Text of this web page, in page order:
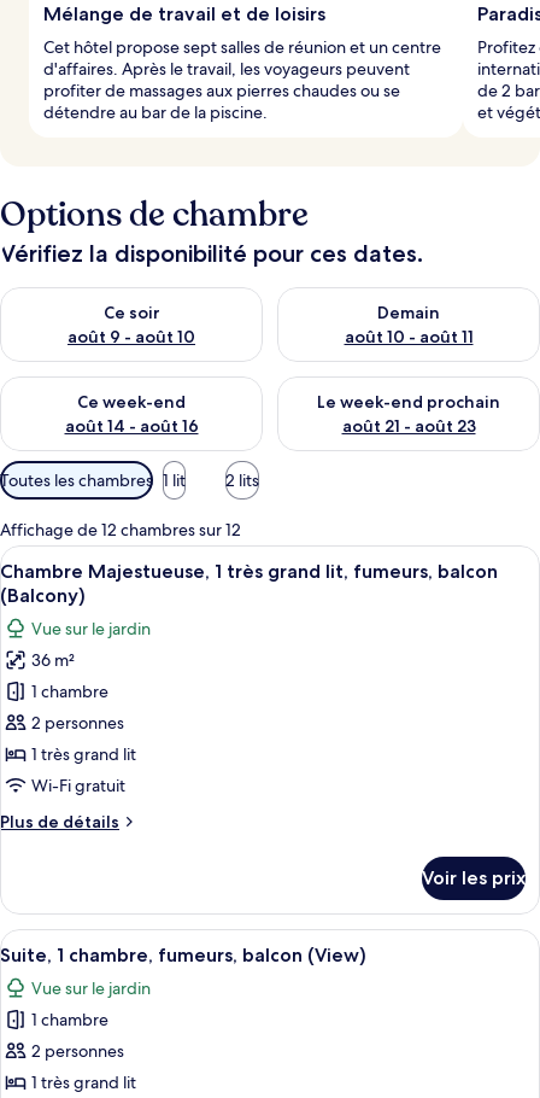
Mélange de travail et de loisirs
Cet hôtel propose sept salles de réunion et un centre
d'affaires. Après le travail, les voyageurs peuvent
profiter de massages aux pierres chaudes ou se
détendre au bar de la piscine.
de 2
et
Options de chambre
Vérifiez la disponibilité pour ces dates.
Ce soir
août 9 - août 10
Vérifier la disponibilité pour ce soir août 9 - août 10
Demain
août 10 - août 11
Vérifier la disponibilité pour
Ce week-end
août 14 - août 16
Vérifier la disponibilité pour ce week-end août 14 - août 16
Le week-end prochain
août 21 - août 23
Vérifier la disponibilité pour
Filtres
disponibles
pour
les
chambres
Toutes les chambres 1 lit 2 lits
Affichage de 12 chambres sur 12
Afficher
toutes
les
photos
pour
ce
type
de
chambre :
Majestueuse,
grand
lit,
fumeurs,
balcon
(Balcony)
Une chambre d’hôtel avec un grand
9
Chambre Majestueuse, 1 très grand lit, fumeurs, balcon
(Balcony)
Vue sur le jardin
36 m²
1 chambre
2 personnes
1 très grand lit
Wi-Fi gratuit
Plus de détails
Plus
le
type
de
Chambre
Majestueuse,
très
grand
Voir les prix
Afficher
toutes
les
photos
pour
ce
Un balcon avec une table préparée
9
Suite, 1 chambre, fumeurs, balcon (View)
Vue sur le jardin
1 chambre
2 personnes
1 très grand lit